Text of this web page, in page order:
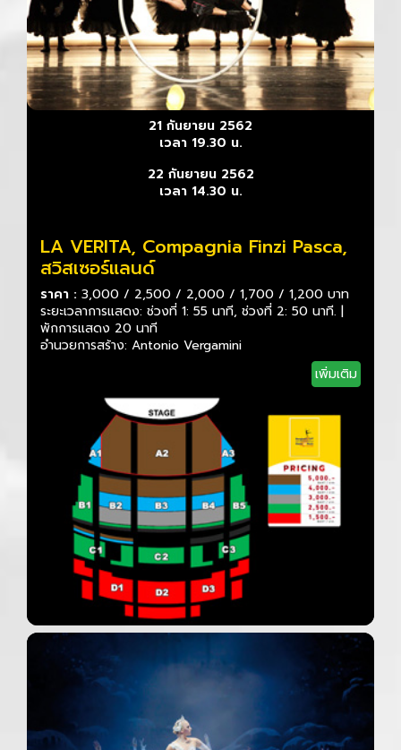
21 กันยายน 2562
เวลา 19.30 น.
22 กันยายน 2562
เวลา 14.30 น.
LA VERITA, Compagnia Finzi Pasca,
สวิสเซอร์แลนด์
ราคา : 3,000 / 2,500 / 2,000 / 1,700 / 1,200 บาท
ระยะเวลาการแสดง: ช่วงที่ 1: 55 นาที, ช่วงที่ 2: 50 นาที. |
พักการแสดง 20 นาที
อำนวยการสร้าง: Antonio Vergamini
เพิ่มเติม